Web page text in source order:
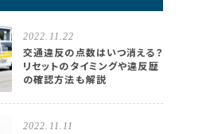
2022.11.22
交通違反の点数はいつ消える？
リセットのタイミングや違反歴
の確認方法も解説
2022.11.11